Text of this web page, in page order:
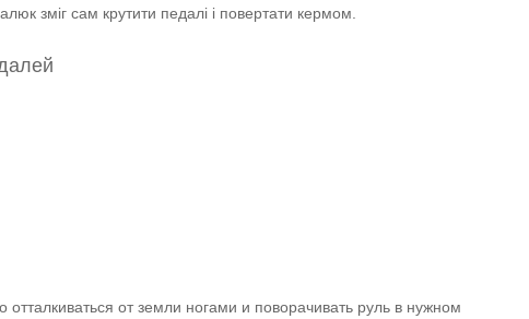
зміг сам крутити педалі і повертати кермом.
от земли ногами и поворачивать руль в нужном